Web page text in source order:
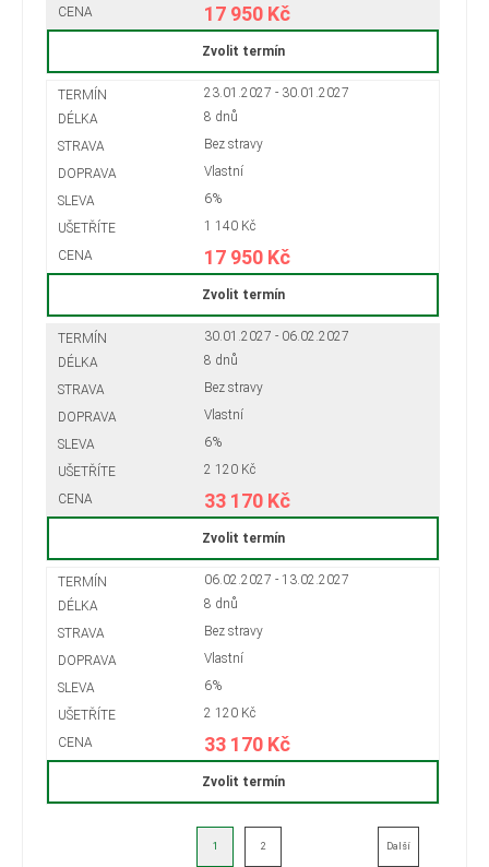
17 950 Kč
Zvolit termín
23.01.2027 - 30.01.2027
8 dnů
Bez stravy
Vlastní
6%
1 140 Kč
17 950 Kč
Zvolit termín
30.01.2027 - 06.02.2027
8 dnů
Bez stravy
Vlastní
6%
2 120 Kč
33 170 Kč
Zvolit termín
06.02.2027 - 13.02.2027
8 dnů
Bez stravy
Vlastní
6%
2 120 Kč
33 170 Kč
Zvolit termín
1 2 Další